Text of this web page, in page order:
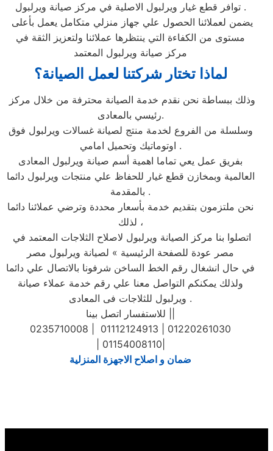
توافر قطع غيار ويرلبول الاصلية في مركز صيانة ويرلبول .
مستوى من الكفاءة التي ينتظرها عملائنا ولتعزيز الثقة في
مركز صيانة ويرلبول المعتمد
لماذا تختار شركتنا لعمل الصيانة؟
رئيسي بالمعادى.
وسلسلة من الفروع لخدمة منتج لصيانة غسالات ويرلبول فوق
اوتوماتيك وتحميل امامي .
بفريق عمل يعي تماما اهمية أسم صيانة ويرلبول المعادى
العالمية وبمخازن قطع غيار للحفاظ علي منتجات ويرلبول دائما
بالمقدمة .
نحن ملتزمون بتقديم خدمة بأسعار محددة وترضي عملائنا دائما
لذلك ،
مصر عودة للصفحة الرئيسية » لصيانة ويرلبول مصر
في حال انشغال رقم الخط الساخن شرفونا بالاتصال علي دائما
ولذلك يمكنكم التواصل معنا علي رقم خدمة عملاء صيانة
ويرلبول للثلاجات فى المعادى .
0235710008 | 01112124913 | 01220261030
| 01154008110|
ضمان و اصلاح الاجهزة المنزلية